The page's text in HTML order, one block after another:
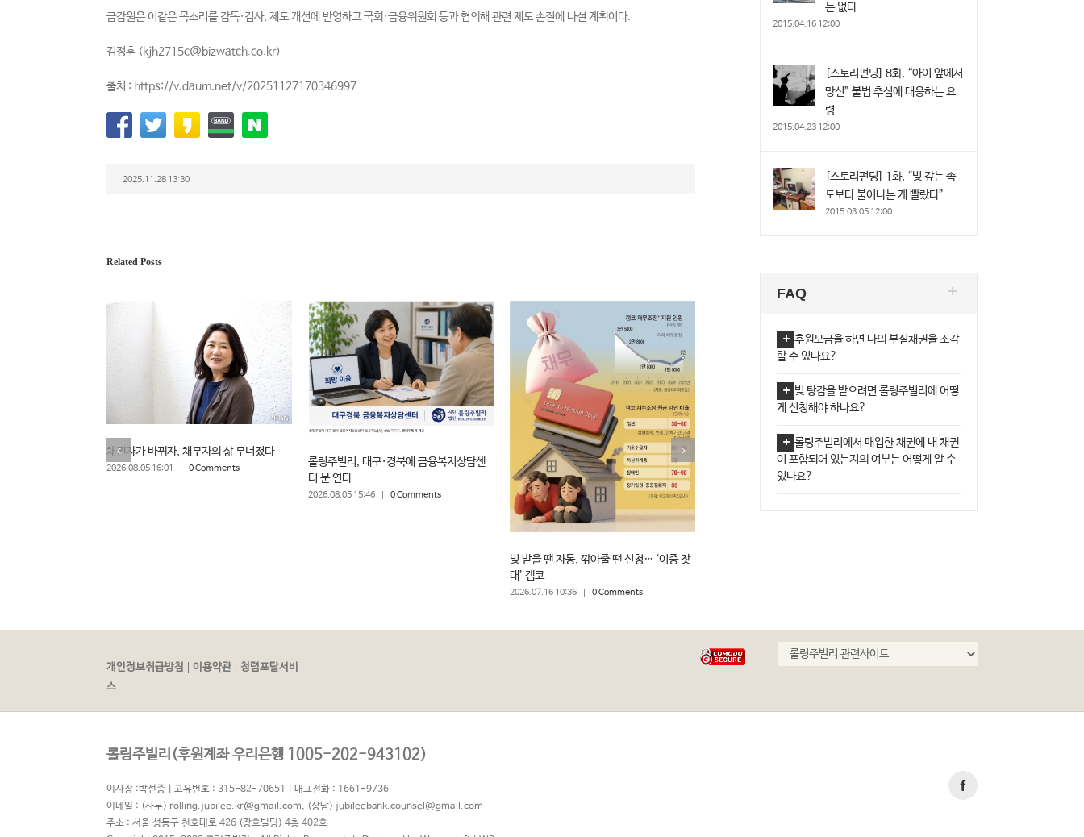
금감원은 이같은 목소리를 감독·검사, 제도 개선에 반영하고 국회·금융위원회 등과 협의해 관련 제도 손질에 나설 계획이다.
김정후 (kjh2715c@bizwatch.co.kr)
출처 : https://v.daum.net/v/20251127170346997
2025.11.28 13:30
Related Posts
채권자가 바뀌자, 채무자의 삶 무너졌다
2026.08.05 16:01 0 Comments
롤링주빌리, 대구·경북에 금융복지상담센
터 문 연다
2026.08.05 15:46 0 Comments
빚 받을 땐 자동, 깎아줄 땐 신청… ‘이중 잣
대’ 캠코
2026.07.16 10:36 0 Comments
2026.06.22 09:32 0 Comments
“민간과 똑같은 모습은 아픈 부분”…금
위, 캠코 채권관리 손본다(종합)
는 없다
2015.04.16 12:00
[스토리펀딩] 8화, “아이 앞에서
망신” 불법 추심에 대응하는 요
령
2015.04.23 12:00
[스토리펀딩] 1화, “빚 갚는 속
도보다 불어나는 게 빨랐다”
2015.03.05 12:00
FAQ
후원모금을 하면 나의 부실채권을 소각
할 수 있나요?
빚 탕감을 받으려면 롤링주빌리에 어떻
게 신청해야 하나요?
롤링주빌리에서 매입한 채권에 내 채권
이 포함되어 있는지의 여부는 어떻게 알 수
있나요?
개인정보취급방침 | 이용약관 | 청렴포탈서비
스
롤링주빌리(후원계좌 우리은행 1005-202-943102)
이사장 :박선종 | 고유번호 : 315-82-70651 | 대표전화 : 1661-9736
이메일 : (사무) rolling.jubilee.kr@gmail.com, (상담) jubileebank.counsel@gmail.com
주소 : 서울 성동구 천호대로 426 (장호빌딩) 4층 402호